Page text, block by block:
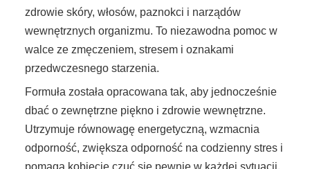
zdrowie skóry, włosów, paznokci i narządów
wewnętrznych organizmu. To niezawodna pomoc w
walce ze zmęczeniem, stresem i oznakami
przedwczesnego starzenia.
Formuła została opracowana tak, aby jednocześnie
dbać o zewnętrzne piękno i zdrowie wewnętrzne.
Utrzymuje równowagę energetyczną, wzmacnia
odporność, zwiększa odporność na codzienny stres i
pomaga kobiecie czuć się pewnie w każdej sytuacji.